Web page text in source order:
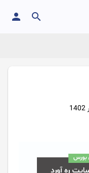
search
person